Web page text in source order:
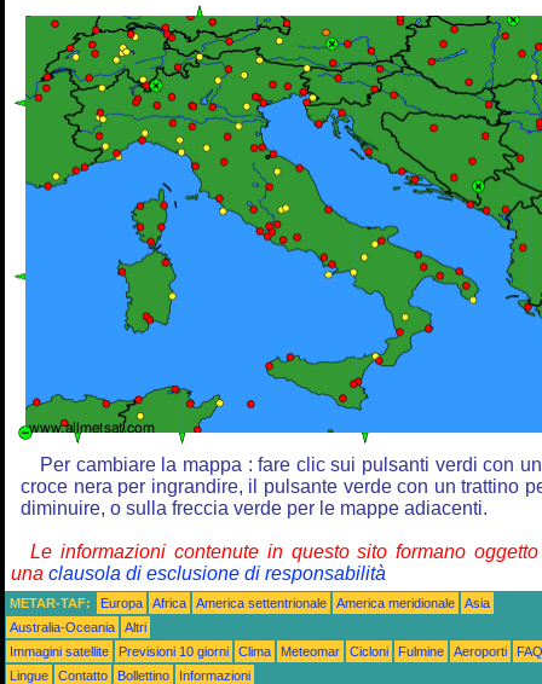
Per cambiare la mappa : fare clic sui pulsanti verdi con
croce nera per ingrandire, il pulsante verde con un trattino
diminuire, o sulla freccia verde per le mappe adiacenti.
Le informazioni contenute in questo sito formano
una clausola di esclusione di responsabilità
METAR-TAF: Europa Africa America settentrionale America meridionale
Asia
Australia-Oceania
Altri
Immagini satellite
Previsioni 10 giorni Clima Meteomar Cicloni Fulmine Aeroporti
FAQ
Lingue
Contatto Bollettino Informazioni